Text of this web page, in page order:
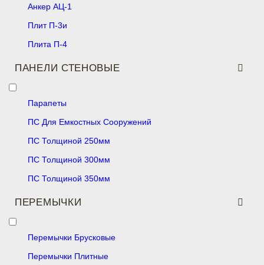
Анкер АЦ-1
Плит П-3и
Плита П-4
ПАНЕЛИ СТЕНОВЫЕ
Парапеты
ПС Для Емкостных Сооружений
ПС Толщиной 250мм
ПС Толщиной 300мм
ПС Толщиной 350мм
ПЕРЕМЫЧКИ
Перемычки Брусковые
Перемычки Плитные